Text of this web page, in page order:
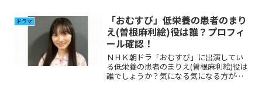
ドラマ
「おむすび」低栄養の患者のまり
え(曽根麻利絵)役は誰？プロフィ
ール確認！
ＮＨＫ朝ドラ「おむすび」に出演してい
る低栄養の患者のまりえ(曽根麻利絵)役は
誰でしょうか？気になる気になる方が多